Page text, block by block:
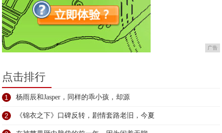
广告
点击排行
1 杨雨辰和Jasper，同样的乖小孩，却源
2 《锦衣之下》口碑反转，剧情套路老旧，今夏